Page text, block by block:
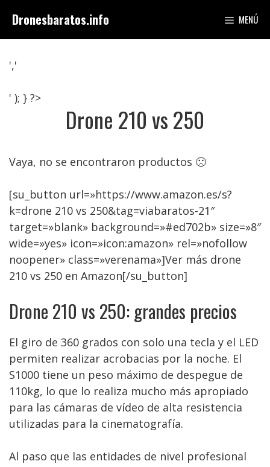
contenido
Dronesbaratos.info MENÚ
','
' ); } ?>
Drone 210 vs 250
Vaya, no se encontraron productos 🙁
[su_button url=»https://www.amazon.es/s?
k=drone 210 vs 250&tag=viabaratos-21″
target=»blank» background=»#ed702b» size=»8″
wide=»yes» icon=»icon:amazon» rel=»nofollow
noopener» class=»verenama»]Ver más drone
210 vs 250 en Amazon[/su_button]
Drone 210 vs 250: grandes precios
El giro de 360 grados con solo una tecla y el LED
permiten realizar acrobacias por la noche. El
S1000 tiene un peso máximo de despegue de
110kg, lo que lo realiza mucho más apropiado
para las cámaras de vídeo de alta resistencia
utilizadas para la cinematografía.
Al paso que las entidades de nivel profesional